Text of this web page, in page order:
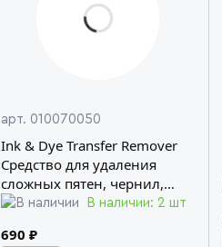
арт. 010070050
Ink & Dye Transfer Remover
Средство для удаления
сложных пятен, чернил,
прокрасов с кожи LeTech
В наличии: 2 шт
690 ₽